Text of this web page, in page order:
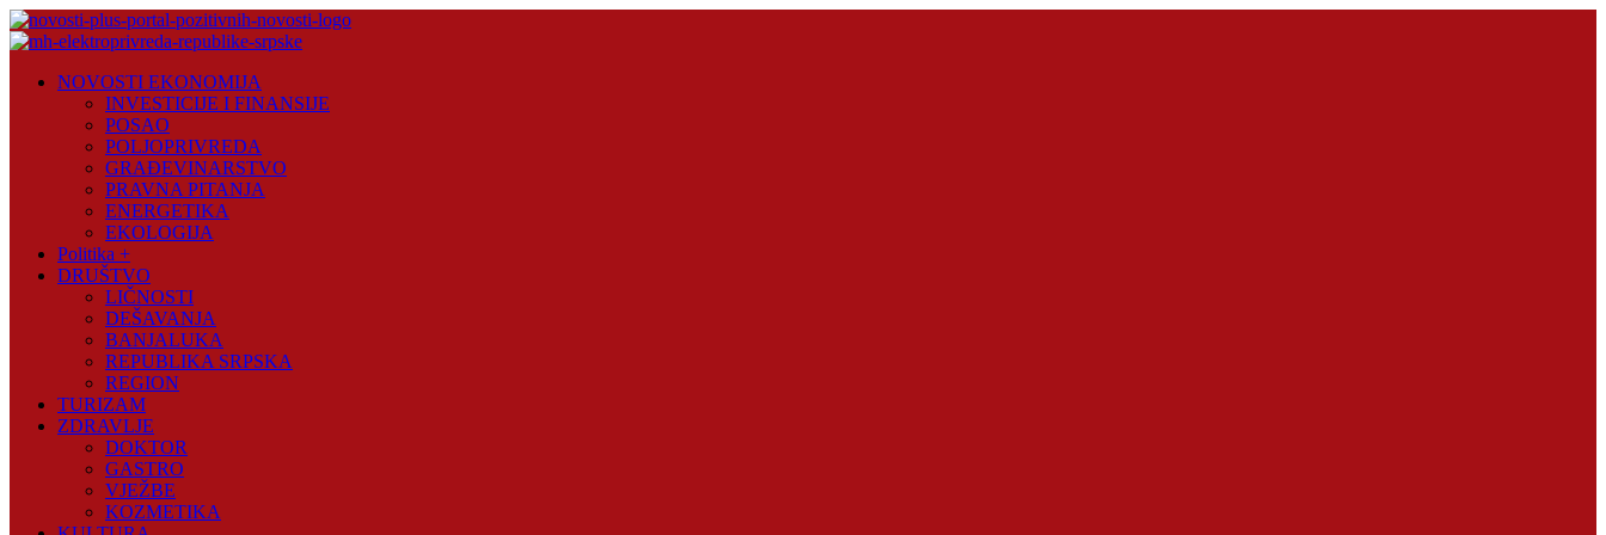
Skip
to
Plus
NOVOSTI EKONOMIJA
INVESTICIJE I FINANSIJE
POSAO
POLJOPRIVREDA
GRAĐEVINARSTVO
PRAVNA PITANJA
ENERGETIKA
EKOLOGIJA
Politika +
DRUŠTVO
LIČNOSTI
DEŠAVANJA
BANJALUKA
REPUBLIKA SRPSKA
REGION
TURIZAM
ZDRAVLJE
DOKTOR
GASTRO
VJEŽBE
KOZMETIKA